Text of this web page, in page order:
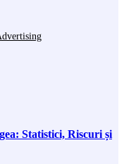
Statistici, Riscuri și